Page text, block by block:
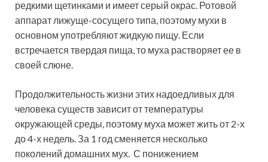
редкими щетинками и имеет серый окрас. Ротовой
аппарат лижуще-сосущего типа, поэтому мухи в
основном употребляют жидкую пищу. Если
встречается твердая пища, то муха растворяет ее в
своей слюне.
Продолжительность жизни этих надоедливых для
человека существ зависит от температуры
окружающей среды, поэтому муха может жить от 2-х
до 4-х недель. За 1 год сменяется несколько
поколений домашних мух. С понижением